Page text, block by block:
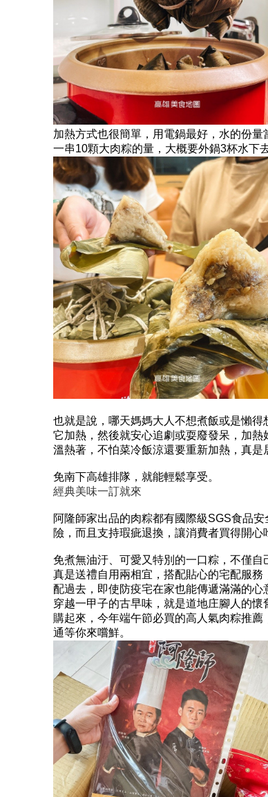
加熱方式也很簡單，用電鍋最好，水的份
一串10顆大肉粽的量，大概要外鍋3杯水下
也就是說，哪天媽媽大人不想煮飯或是懶
它加熱，然後就安心追劇或耍廢發呆，加
溫熱著，不怕菜冷飯涼還要重新加熱，真是
免南下高雄排隊，就能輕鬆享受。
經典美味一訂就來
阿隆師家出品的肉粽都有國際級SGS食品
險，而且支持瑕疵退換，讓消費者買得開心
免煮無油汙、可愛又特別的一口粽，不僅
真是送禮自用兩相宜，搭配貼心的宅配服
配過去，即使防疫宅在家也能傳遞滿滿的心
穿越一甲子的古早味，就是道地庄腳人的
購起來，今年端午節必買的高人氣肉粽推
通等你來嚐鮮。